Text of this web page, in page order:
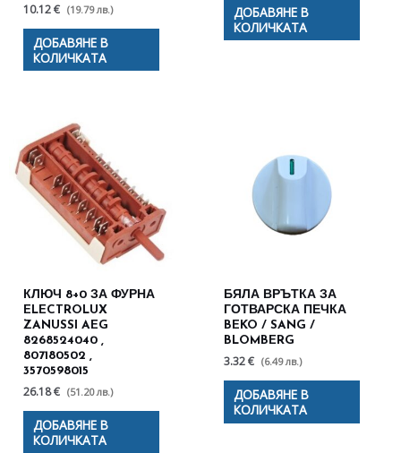
10.12 € (19.79 лв.)
ДОБАВЯНЕ В
КОЛИЧКАТА
ДОБАВЯНЕ В
КОЛИЧКАТА
КЛЮЧ 8+0 ЗА ФУРНА
ELECTROLUX
ZANUSSI AEG
8268524040 ,
807180502 ,
3570598015
26.18 € (51.20 лв.)
ДОБАВЯНЕ В
КОЛИЧКАТА
БЯЛА ВРЪТКА ЗА
ГОТВАРСКА ПЕЧКА
BEKO / SANG /
BLOMBERG
3.32 € (6.49 лв.)
ДОБАВЯНЕ В
КОЛИЧКАТА